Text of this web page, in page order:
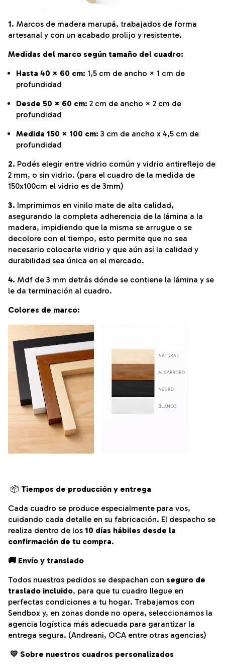
1. Marcos de madera marupá, trabajados de forma
artesanal y con un acabado prolijo y resistente.
Medidas del marco según tamaño del cuadro:
Hasta 40 × 60 cm: 1,5 cm de ancho × 1 cm de
profundidad
Desde 50 × 60 cm: 2 cm de ancho × 2 cm de
profundidad
Medida 150 × 100 cm: 3 cm de ancho x 4,5 cm de
profundidad
2. Podés elegir entre vidrio común y vidrio antireflejo de
2 mm, o sin vidrio. (para el cuadro de la medida de
150x100cm el vidrio es de 3mm)
3. Imprimimos en vinilo mate de alta calidad,
asegurando la completa adherencia de la lámina a la
madera, impidiendo que la misma se arrugue o se
decolore con el tiempo, esto permite que no sea
necesario colocarle vidrio y que aún así la calidad y
durabilidad sea única en el mercado.
4. Mdf de 3 mm detrás dónde se contiene la lámina y se
le da terminación al cuadro.
Colores de marco:
📦 Tiempos de producción y entrega
Cada cuadro se produce especialmente para vos,
cuidando cada detalle en su fabricación. El despacho se
realiza dentro de los 10 días hábiles desde la
confirmación de tu compra.
🚚 Envío y translado
Todos nuestros pedidos se despachan con seguro de
traslado incluido, para que tu cuadro llegue en
perfectas condiciones a tu hogar. Trabajamos con
Sendbox y, en zonas donde no opera, seleccionamos la
agencia logística más adecuada para garantizar la
entrega segura. (Andreani, OCA entre otras agencias)
💛 Sobre nuestros cuadros personalizados